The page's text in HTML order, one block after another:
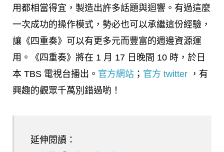
用都相當得宜，製造出許多話題與迴響。有過這麼
一次成功的操作模式，勢必也可以承繼這份經驗，
讓《四重奏》可以有更多元而豐富的週邊資源運
用。《四重奏》將在 1 月 17 日晚間 10 時，於日
本 TBS 電視台播出。 官方網站 ； 官方 twitter ，有
興趣的觀眾千萬別錯過喲！
延伸閱讀：